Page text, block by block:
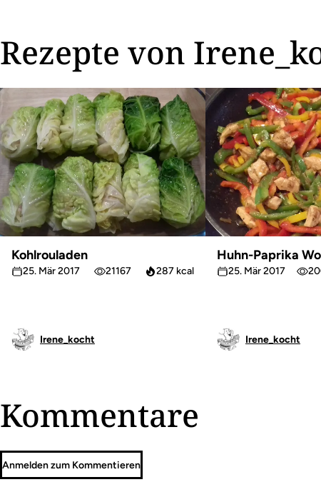
Rezepte von
Kohlrouladen
25. Mär 2017 21167 287 kcal
Irene_kocht
Huhn-Paprika
25. Mär 2017
Irene_kocht
Kommentare
Anmelden zum Kommentieren